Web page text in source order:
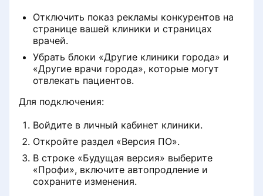
Отключить показ рекламы конкурентов на
странице вашей клиники и страницах
врачей.
Убрать блоки «Другие клиники города» и
«Другие врачи города», которые могут
отвлекать пациентов.
Для подключения:
Войдите в личный кабинет клиники.
Откройте раздел «Версия ПО».
В строке «Будущая версия» выберите
«Профи», включите автопродление и
сохраните изменения.